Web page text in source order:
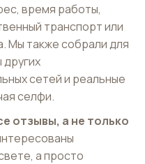
время работы,
транспорт или
Мы также собрали для
сетей и реальные
селфи.
отзывы, а не только
а просто